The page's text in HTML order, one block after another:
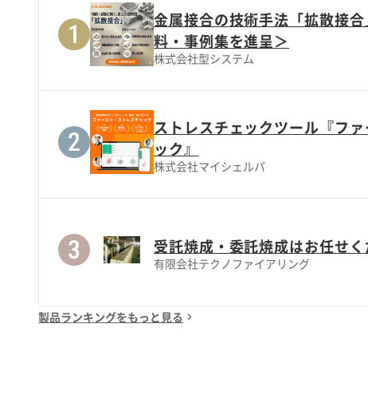
金属接合の技術手法「拡散接
料・事例集を進呈＞
株式会社型システム
ストレスチェックツール『フ
ック』
株式会社マイシェルパ
受託焼成・委託焼成はお任せく
有限会社テクノファイアリング
製品ランキングをもっと見る